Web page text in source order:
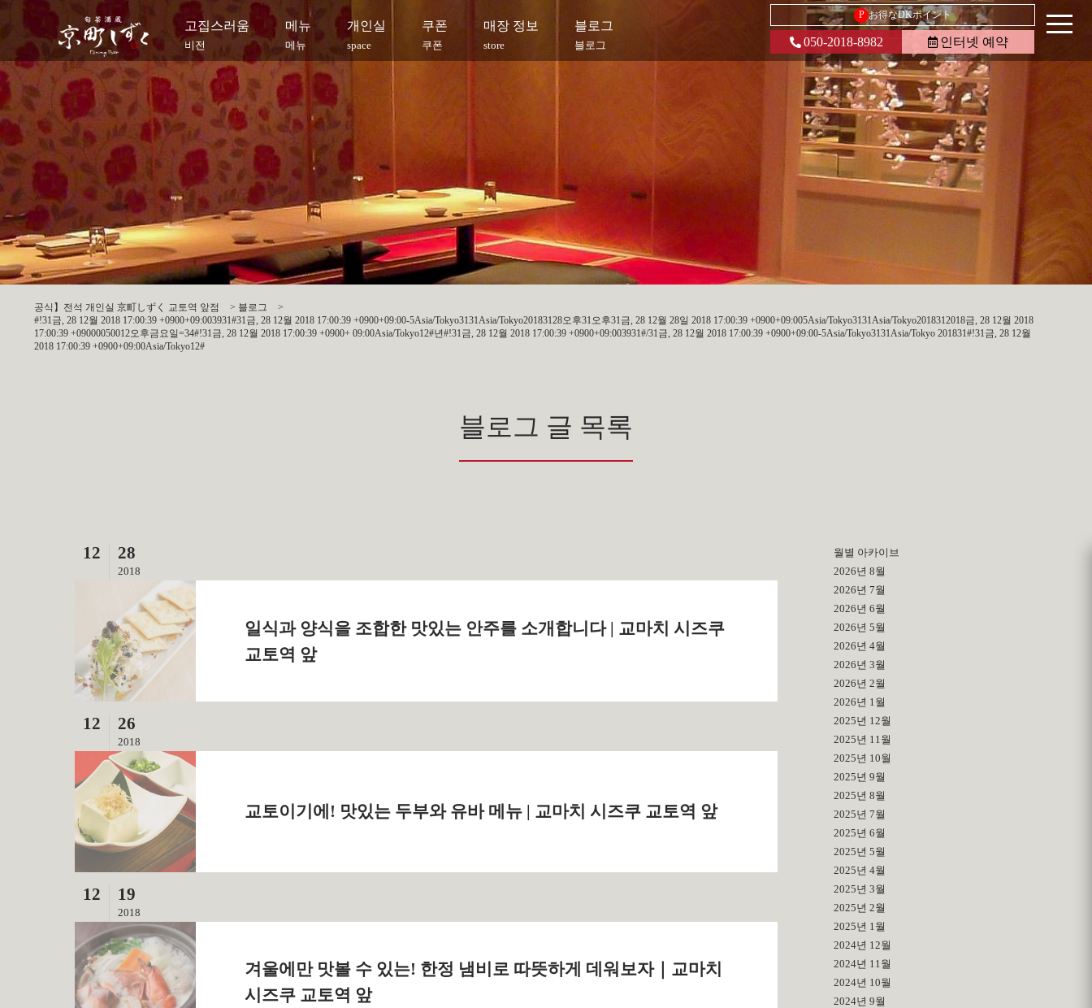
고집스러움
비전
메뉴
메뉴
개인실
space
쿠폰
쿠폰
매장 정보
store
블로그
블로그
P お得なDKポイント
050-2018-8982 인터넷 예약
공식】전석 개인실 京町しずく 교토역 앞점 > 블로그
>
#!31금, 28 12월 2018 17:00:39 +0900+09:003931#31금, 28 12월 2018 17:00:39 +0900+09:00-5Asia/Tokyo3131Asia/Tokyo20183128오후31오후31금, 28 12월 28일 2018 17:00:39 +0900+09:005Asia/Tokyo3131Asia/Tokyo2018312018금, 28 12월 2018
17:00:39 +09000050012오후금요일=34#!31금, 28 12월 2018 17:00:39 +0900+ 09:00Asia/Tokyo12#년#!31금, 28 12월 2018 17:00:39 +0900+09:003931#/31금, 28 12월 2018 17:00:39 +0900+09:00-5Asia/Tokyo3131Asia/Tokyo 201831#!31금, 28 12월
2018 17:00:39 +0900+09:00Asia/Tokyo12#
블로그 글 목록
12 28
2018
일식과 양식을 조합한 맛있는 안주를 소개합니다 | 교마치 시즈쿠
교토역 앞
12 26
2018
교토이기에! 맛있는 두부와 유바 메뉴 | 교마치 시즈쿠 교토역 앞
12 19
2018
겨울에만 맛볼 수 있는! 한정 냄비로 따뜻하게 데워보자｜교마치
시즈쿠 교토역 앞
월별 아카이브
2026년 8월
2026년 7월
2026년 6월
2026년 5월
2026년 4월
2026년 3월
2026년 2월
2026년 1월
2025년 12월
2025년 11월
2025년 10월
2025년 9월
2025년 8월
2025년 7월
2025년 6월
2025년 5월
2025년 4월
2025년 3월
2025년 2월
2025년 1월
2024년 12월
2024년 11월
2024년 10월
2024년 9월